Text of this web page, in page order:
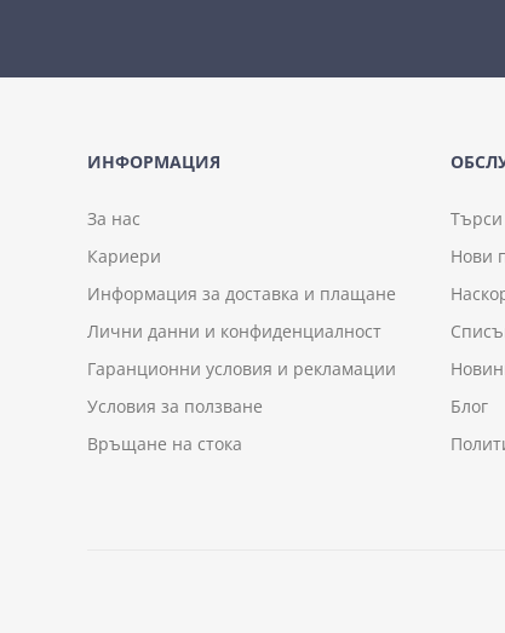
ИНФОРМАЦИЯ
За нас
Кариери
Информация за доставка и плащане
Лични данни и конфиденциалност
Гаранционни условия и рекламации
Условия за ползване
Връщане на стока
Търси
Нови
Блог